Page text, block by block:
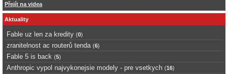
Přejít na videa
Aktuality
Fable uz len za kredity (0)
zranitelnost ac routerů tenda (6)
Fable 5 is back (5)
Anthropic vypol najvykonejsie modely - pre vsetkych (16)